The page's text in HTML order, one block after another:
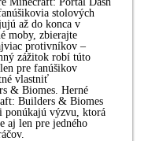
stolových
až do konca v
moby, zbierajte
protivníkov –
zážitok robí túto
pre fanúšikov
vlastniť
& Biomes. Herné
Builders & Biomes
ponúkajú výzvu, ktorá
aj len pre jedného